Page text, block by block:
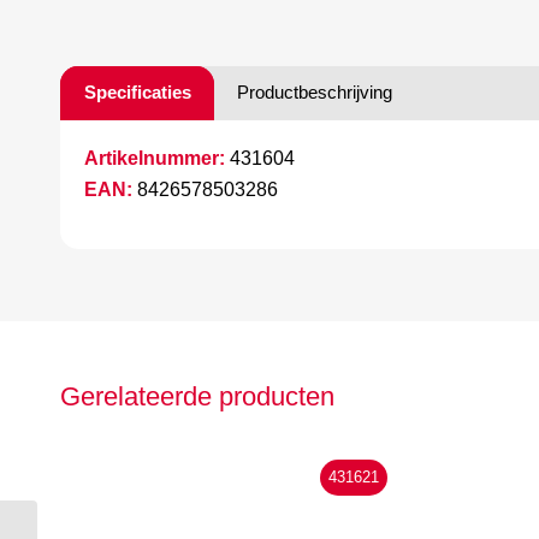
Specificaties Productbeschrijving
Artikelnummer: 431604
EAN: 8426578503286
Gerelateerde producten
431621